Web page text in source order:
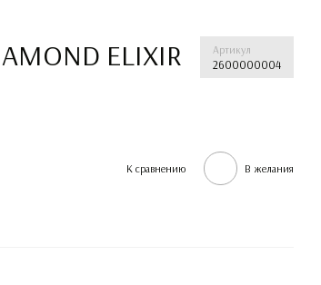
ELIXIR
Артикул
2600000004
К сравнению В желания